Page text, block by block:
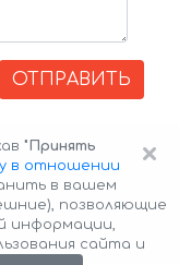
ОТПРАВИТЬ
×
"Принять
в отношении
в вашем
позволяющие
информации,
сайта и